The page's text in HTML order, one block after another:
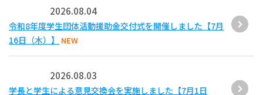
2026.08.04
令和8年度学生団体活動援助金交付式を開催しました【7月
16日（木）】
NEW
2026.08.03
学長と学生による意見交換会を実施しました【7月1日